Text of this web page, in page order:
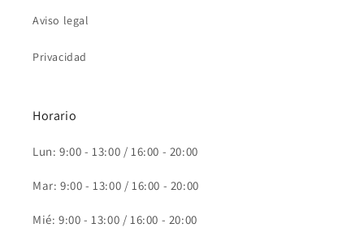
Aviso legal
Privacidad
Horario
Lun: 9:00 - 13:00 / 16:00 - 20:00
Mar: 9:00 - 13:00 / 16:00 - 20:00
Mié: 9:00 - 13:00 / 16:00 - 20:00